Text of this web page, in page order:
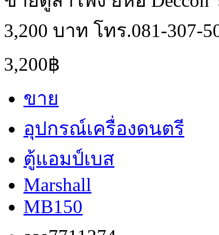
3,200 บาท โทร.081-307-
3,200฿
ขาย
อุปกรณ์เครื่องดนตรี
ตู้แอมป์เบส
Marshall
MB150